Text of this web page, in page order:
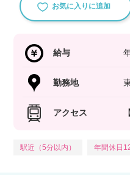
お気に入りに追加
給与
勤務地
アクセス
駅近（5分以内） 年間休日